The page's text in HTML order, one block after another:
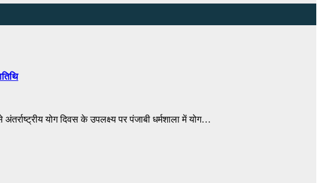
योग दिवस के उपलक्ष्य पर पंजाबी धर्मशाला में योग…